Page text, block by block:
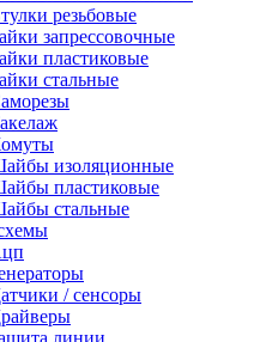
резьбовые
запрессовочные
пластиковые
стальные
изоляционные
пластиковые
стальные
/ сенсоры
линии